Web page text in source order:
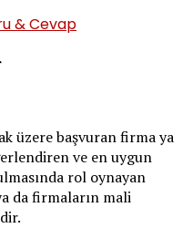
& Cevap
üzere başvuran firma ya
ve en uygun
rol oynayan
da firmaların mali